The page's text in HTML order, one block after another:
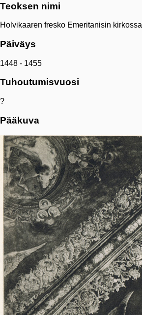
Teoksen nimi
Holvikaaren fresko Emeritanisin kirkossa
Päiväys
1448 - 1455
Tuhoutumisvuosi
?
Pääkuva